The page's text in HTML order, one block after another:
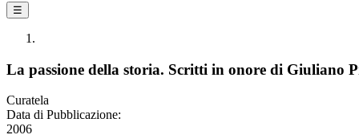
☰
La passione della storia. Scritti in onore di Giuliano
Curatela
Data di Pubblicazione:
2006